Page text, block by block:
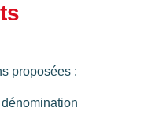
proposées :